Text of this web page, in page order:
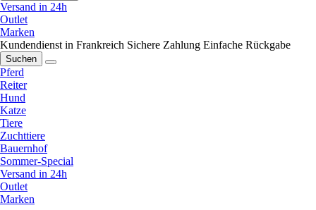
Versand in 24h
Outlet
Marken
Kundendienst in Frankreich Sichere Zahlung Einfache Rückgabe
Suchen
Pferd
Reiter
Hund
Katze
Tiere
Zuchttiere
Bauernhof
Sommer-Special
Versand in 24h
Outlet
Marken